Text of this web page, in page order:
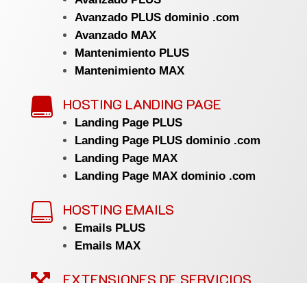
Avanzado PLUS dominio .com
Avanzado MAX
Mantenimiento PLUS
Mantenimiento MAX
 HOSTING LANDING PAGE
Landing Page PLUS
Landing Page PLUS dominio .com
Landing Page MAX
Landing Page MAX dominio .com
 HOSTING EMAILS
Emails PLUS
Emails MAX
EXTENSIONES DE SERVICIOS